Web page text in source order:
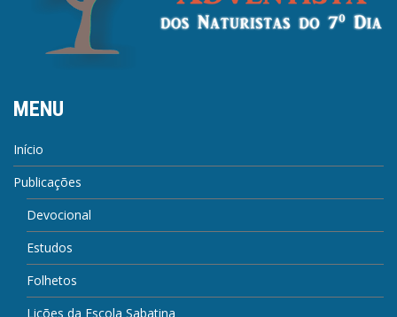
MENU
Início
Publicações
Devocional
Estudos
Folhetos
Lições da Escola Sabatina